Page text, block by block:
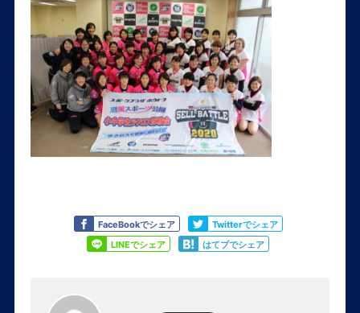
FaceBookでシェア
Like Twitterでシェア
Tweet
LINEでシェア
Share はてブでシェア
Share